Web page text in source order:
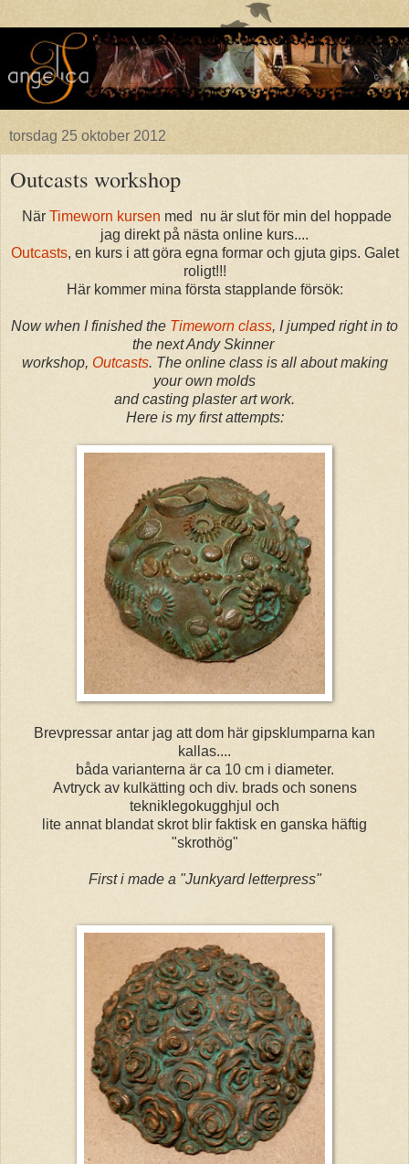
torsdag 25 oktober 2012
Outcasts workshop
När Timeworn kursen med nu är slut för min del hoppade
jag direkt på nästa online kurs....
Outcasts, en kurs i att göra egna formar och gjuta gips. Galet
roligt!!!
Här kommer mina första stapplande försök:
Now when I finished the Timeworn class, I jumped right in to
the next Andy Skinner
workshop, Outcasts. The online class is all about making
your own molds
and casting plaster art work.
Here is my first attempts:
Brevpressar antar jag att dom här gipsklumparna kan
kallas....
båda varianterna är ca 10 cm i diameter.
Avtryck av kulkätting och div. brads och sonens
tekniklegokugghjul och
lite annat blandat skrot blir faktisk en ganska häftig
"skrothög"
First i made a "Junkyard letterpress"